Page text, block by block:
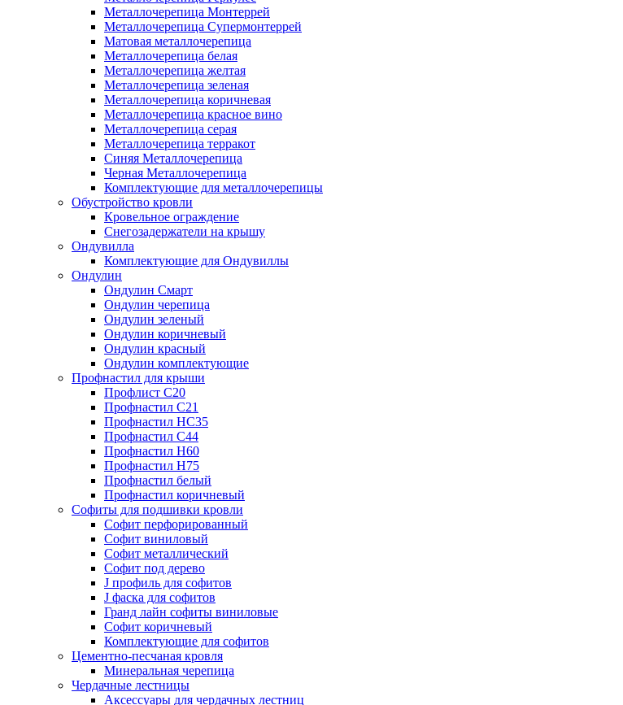
Металлочерепица Монтеррей
Металлочерепица Супермонтеррей
Матовая металлочерепица
Металлочерепица белая
Металлочерепица желтая
Металлочерепица зеленая
Металлочерепица коричневая
Металлочерепица красное вино
Металлочерепица серая
Металлочерепица терракот
Синяя Металлочерепица
Черная Металлочерепица
Комплектующие для металлочерепицы
Обустройство кровли
Кровельное ограждение
Снегозадержатели на крышу
Ондувилла
Комплектующие для Ондувиллы
Ондулин
Ондулин Смарт
Ондулин черепица
Ондулин зеленый
Ондулин коричневый
Ондулин красный
Ондулин комплектующие
Профнастил для крыши
Профлист С20
Профнастил С21
Профнастил НС35
Профнастил С44
Профнастил Н60
Профнастил Н75
Профнастил белый
Профнастил коричневый
Софиты для подшивки кровли
Cофит перфорированный
Софит виниловый
Софит металлический
Софит под дерево
J профиль для софитов
J фаска для софитов
Гранд лайн софиты виниловые
Софит коричневый
Комплектующие для софитов
Цементно-песчаная кровля
Минеральная черепица
Чердачные лестницы
Аксессуары для чердачных лестниц